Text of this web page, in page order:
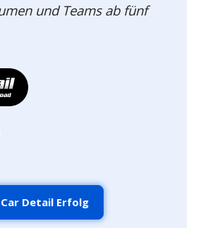
und Teams ab fünf
Detail Erfolg